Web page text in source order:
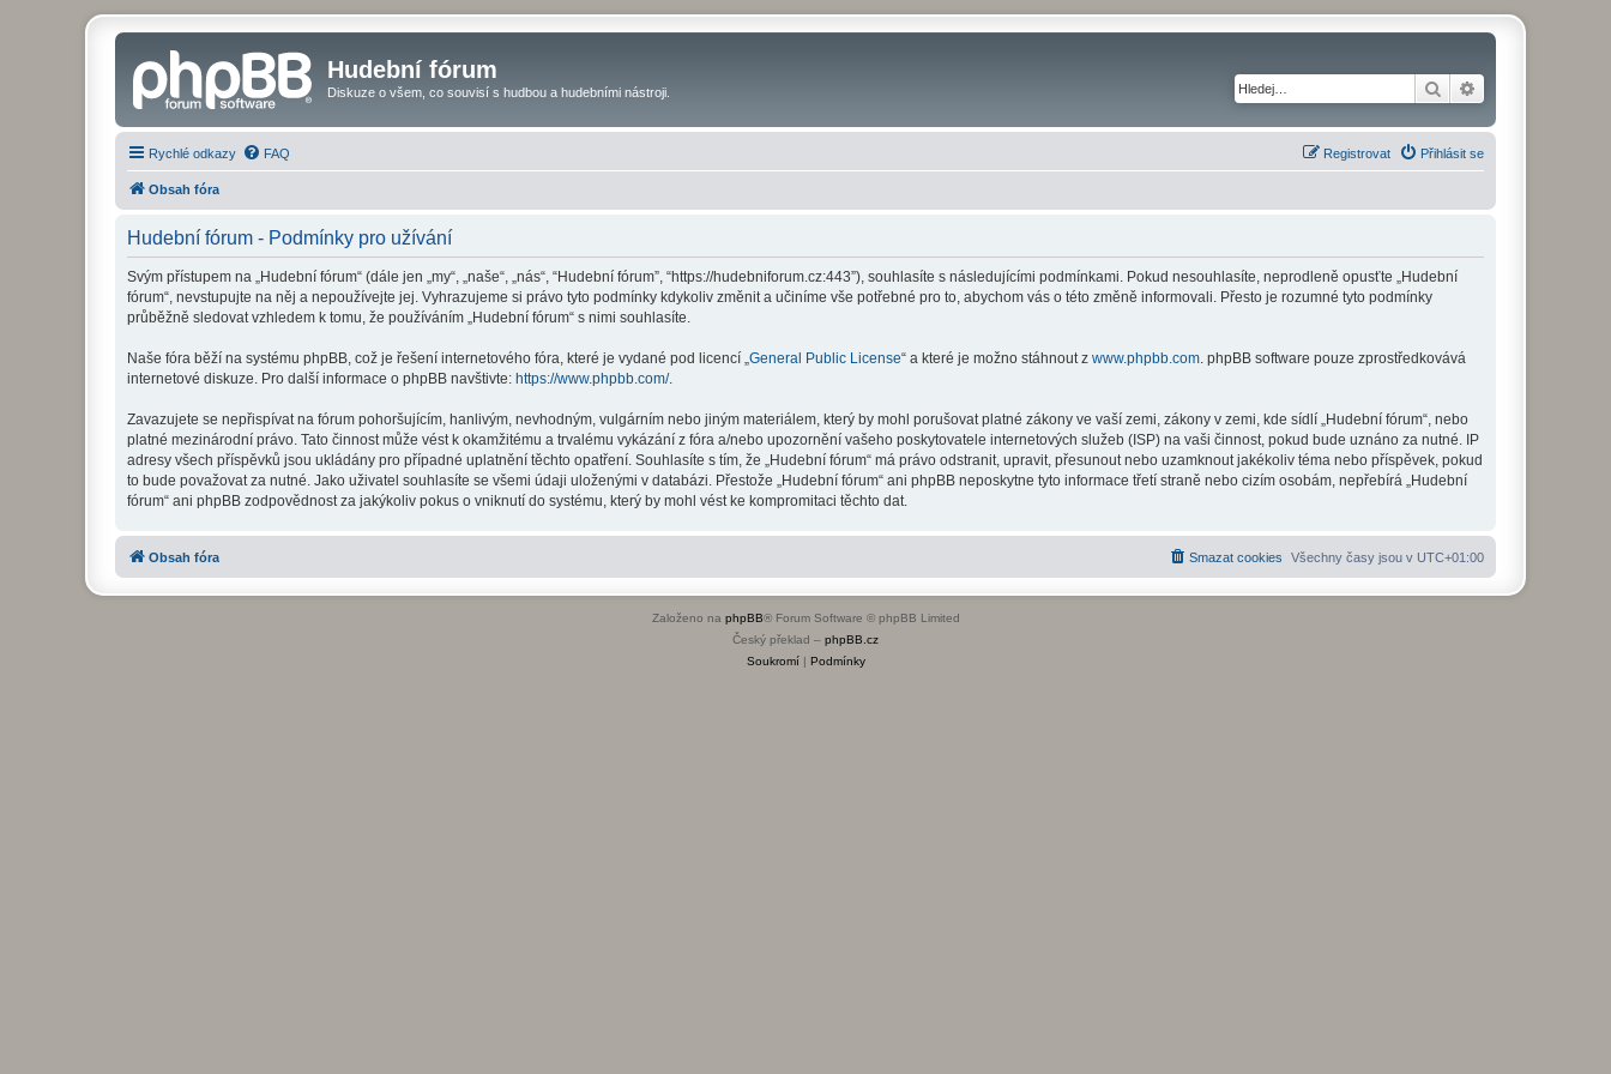
Hudební fórum
Diskuze o všem, co souvisí s hudbou a hudebními nástroji. Hledat
Rychlé odkazy FAQ Přihlásit se
Registrovat
Obsah fóra
Hudební fórum - Podmínky pro užívání
Svým přístupem na „Hudební fórum“ (dále jen „my“, „naše“, „nás“, “Hudební fórum”, “https://hudebniforum.cz:443”), souhlasíte s následujícími podmínkami. Pokud nesouhlasíte, neprodleně opusťte „Hudební
fórum“, nevstupujte na něj a nepoužívejte jej. Vyhrazujeme si právo tyto podmínky kdykoliv změnit a učiníme vše potřebné pro to, abychom vás o této změně informovali. Přesto je rozumné tyto podmínky
průběžně sledovat vzhledem k tomu, že používáním „Hudební fórum“ s nimi souhlasíte.
Naše fóra běží na systému phpBB, což je řešení internetového fóra, které je vydané pod licencí „ General Public License“ a které je možno stáhnout z www.phpbb.com . phpBB software pouze zprostředkovává
internetové diskuze. Pro další informace o phpBB navštivte: https://www.phpbb.com/.
Zavazujete se nepřispívat na fórum pohoršujícím, hanlivým, nevhodným, vulgárním nebo jiným materiálem, který by mohl porušovat platné zákony ve vaší zemi, zákony v zemi, kde sídlí „Hudební fórum“, nebo
platné mezinárodní právo. Tato činnost může vést k okamžitému a trvalému vykázání z fóra a/nebo upozornění vašeho poskytovatele internetových služeb (ISP) na vaši činnost, pokud bude uznáno za nutné. IP
adresy všech příspěvků jsou ukládány pro případné uplatnění těchto opatření. Souhlasíte s tím, že „Hudební fórum“ má právo odstranit, upravit, přesunout nebo uzamknout jakékoliv téma nebo příspěvek, pokud
to bude považovat za nutné. Jako uživatel souhlasíte se všemi údaji uloženými v databázi. Přestože „Hudební fórum“ ani phpBB neposkytne tyto informace třetí straně nebo cizím osobám, nepřebírá „Hudební
fórum“ ani phpBB zodpovědnost za jakýkoliv pokus o vniknutí do systému, který by mohl vést ke kompromitaci těchto dat.
Obsah fóra Všechny časy jsou v UTC+01:00
Smazat cookies
Založeno na phpBB® Forum Software © phpBB Limited
Český překlad – phpBB.cz
Soukromí| Podmínky